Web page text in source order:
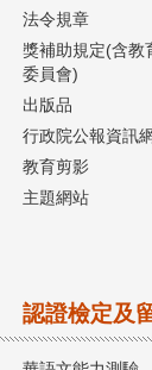
法令規章
獎補助規定(含教
委員會)
出版品
行政院公報資訊
教育剪影
主題網站
認證檢定及